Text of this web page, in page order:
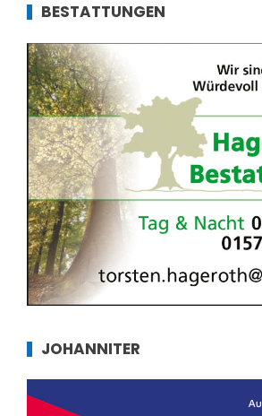
BESTATTUNGEN
JOHANNITER